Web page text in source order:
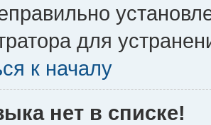
для
к началу
нет в списке!